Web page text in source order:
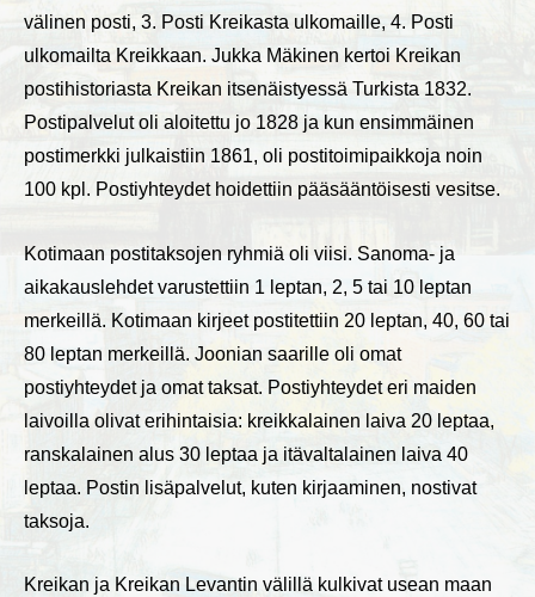
välinen posti, 3. Posti Kreikasta ulkomaille, 4. Posti
ulkomailta Kreikkaan. Jukka Mäkinen kertoi Kreikan
postihistoriasta Kreikan itsenäistyessä Turkista 1832.
Postipalvelut oli aloitettu jo 1828 ja kun ensimmäinen
postimerkki julkaistiin 1861, oli postitoimipaikkoja noin
100 kpl. Postiyhteydet hoidettiin pääsääntöisesti vesitse.
Kotimaan postitaksojen ryhmiä oli viisi. Sanoma- ja
aikakauslehdet varustettiin 1 leptan, 2, 5 tai 10 leptan
merkeillä. Kotimaan kirjeet postitettiin 20 leptan, 40, 60 tai
80 leptan merkeillä. Joonian saarille oli omat
postiyhteydet ja omat taksat. Postiyhteydet eri maiden
laivoilla olivat erihintaisia: kreikkalainen laiva 20 leptaa,
ranskalainen alus 30 leptaa ja itävaltalainen laiva 40
leptaa. Postin lisäpalvelut, kuten kirjaaminen, nostivat
taksoja.
Kreikan ja Kreikan Levantin välillä kulkivat usean maan